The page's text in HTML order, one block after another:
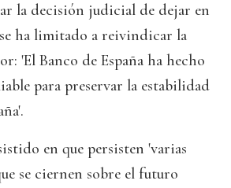
la decisión judicial de dejar en
ha limitado a reivindicar la
'El Banco de España ha hecho
para preservar la estabilidad
en que persisten 'varias
se ciernen sobre el futuro